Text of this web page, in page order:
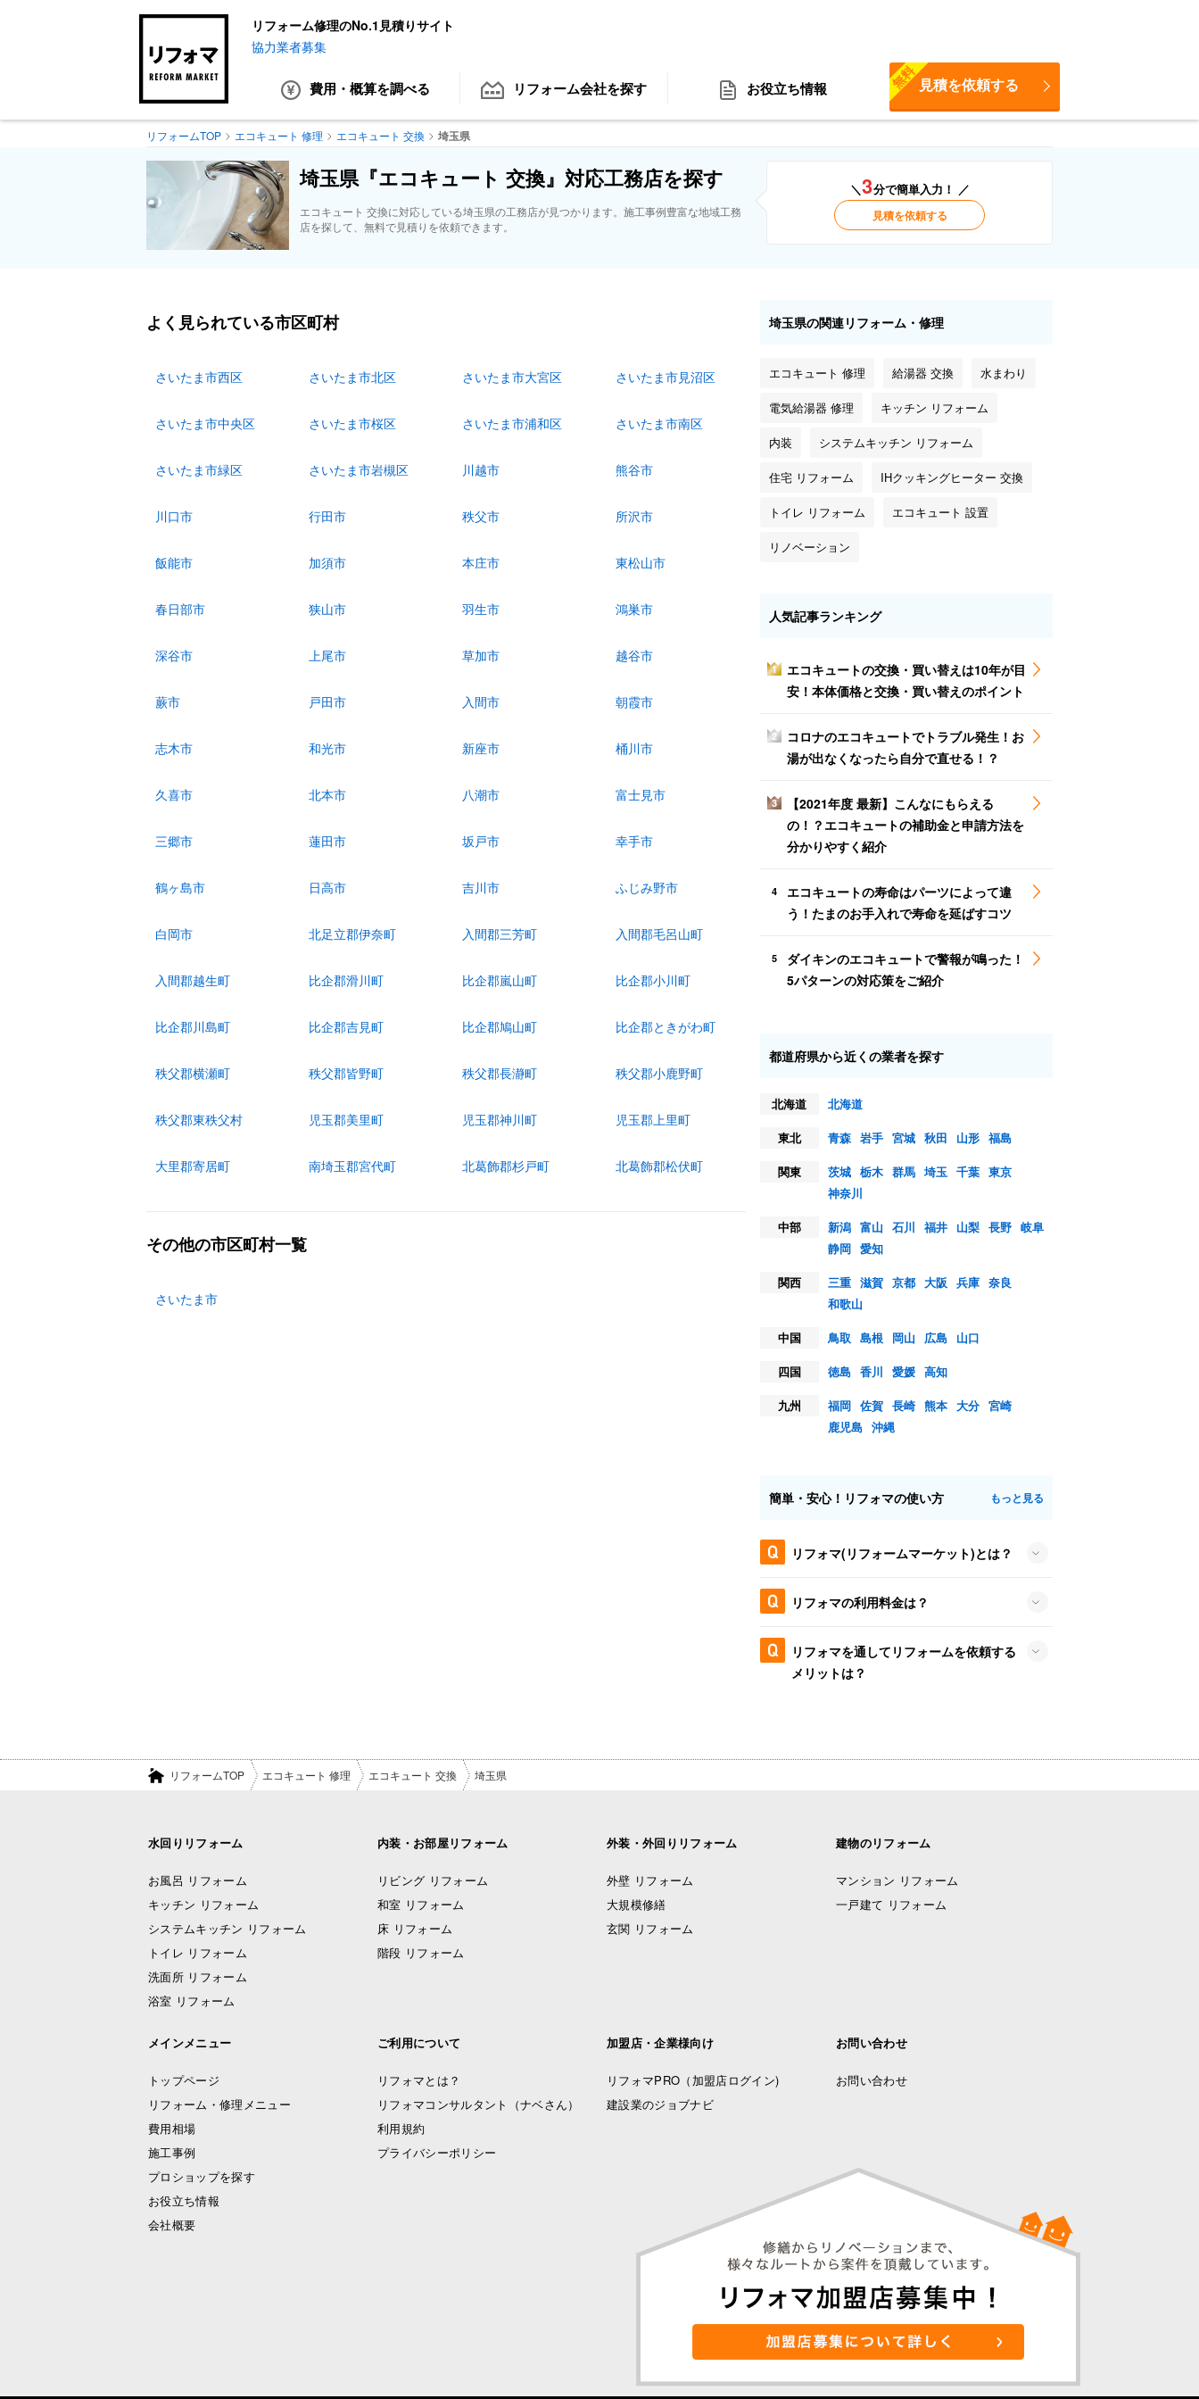
リフォーム修理のNo.1見積りサイト
協力業者募集
費用・概算を調べる リフォーム会社を探す お役立ち情報 見積を依頼する
無料
リフォームTOP エコキュート 修理 エコキュート 交換 埼玉県
埼玉県『エコキュート 交換』対応工務店を探す
エコキュート 交換に対応している埼玉県の工務店が見つかります。施工事例豊富な地域工務
店を探して、無料で見積りを依頼できます。
＼3分で簡単入力！ ／
見積を依頼する
よく見られている市区町村
さいたま市西区 さいたま市北区 さいたま市大宮区 さいたま市見沼区
さいたま市中央区 さいたま市桜区 さいたま市浦和区 さいたま市南区
さいたま市緑区 さいたま市岩槻区 川越市 熊谷市
川口市 行田市 秩父市 所沢市
飯能市 加須市 本庄市 東松山市
春日部市 狭山市 羽生市 鴻巣市
深谷市 上尾市 草加市 越谷市
蕨市 戸田市 入間市 朝霞市
志木市 和光市 新座市 桶川市
久喜市 北本市 八潮市 富士見市
三郷市 蓮田市 坂戸市 幸手市
鶴ヶ島市 日高市 吉川市 ふじみ野市
白岡市 北足立郡伊奈町 入間郡三芳町 入間郡毛呂山町
入間郡越生町 比企郡滑川町 比企郡嵐山町 比企郡小川町
比企郡川島町 比企郡吉見町 比企郡鳩山町 比企郡ときがわ町
秩父郡横瀬町 秩父郡皆野町 秩父郡長瀞町 秩父郡小鹿野町
秩父郡東秩父村 児玉郡美里町 児玉郡神川町 児玉郡上里町
大里郡寄居町 南埼玉郡宮代町 北葛飾郡杉戸町 北葛飾郡松伏町
その他の市区町村一覧
さいたま市
埼玉県の関連リフォーム・修理
エコキュート 修理 給湯器 交換 水まわり
電気給湯器 修理 キッチン リフォーム
内装 システムキッチン リフォーム
住宅 リフォーム IHクッキングヒーター 交換
トイレ リフォーム エコキュート 設置
リノベーション
人気記事ランキング
1
エコキュートの交換・買い替えは10年が目
安！本体価格と交換・買い替えのポイント
2
コロナのエコキュートでトラブル発生！お
湯が出なくなったら自分で直せる！？
3
【2021年度 最新】こんなにもらえる
の！？エコキュートの補助金と申請方法を
分かりやすく紹介
4
エコキュートの寿命はパーツによって違
う！たまのお手入れで寿命を延ばすコツ
5
ダイキンのエコキュートで警報が鳴った！
5パターンの対応策をご紹介
都道府県から近くの業者を探す
北海道
北海道
東北
青森 岩手 宮城 秋田 山形 福島
関東
茨城 栃木 群馬 埼玉 千葉 東京
神奈川
中部
新潟 富山 石川 福井 山梨 長野 岐阜
静岡 愛知
関西
三重 滋賀 京都 大阪 兵庫 奈良
和歌山
中国
鳥取 島根 岡山 広島
山口
四国
徳島 香川 愛媛 高知
九州
福岡 佐賀 長崎 熊本 大分 宮崎
鹿児島 沖縄
簡単・安心！リフォマの使い方 もっと見る
リフォマ(リフォームマーケット)とは？
リフォマの利用料金は？
リフォマを通してリフォームを依頼する
メリットは？
リフォームTOP エコキュート 修理 エコキュート 交換 埼玉県
水回りリフォーム
お風呂 リフォーム
キッチン リフォーム
システムキッチン リフォーム
トイレ リフォーム
洗面所 リフォーム
浴室 リフォーム
内装・お部屋リフォーム
リビング リフォーム
和室 リフォーム
床 リフォーム
階段 リフォーム
外装・外回りリフォーム
外壁 リフォーム
大規模修繕
玄関 リフォーム
建物のリフォーム
マンション リフォーム
一戸建て リフォーム
メインメニュー
トップページ
リフォーム・修理メニュー
費用相場
施工事例
プロショップを探す
お役立ち情報
会社概要
ご利用について
リフォマとは？
リフォマコンサルタント（ナベさん）
利用規約
プライバシーポリシー
加盟店・企業様向け
リフォマPRO （加盟店ログイン)
建設業のジョブナビ
お問い合わせ
お問い合わせ